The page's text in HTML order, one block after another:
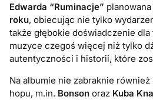
Edwarda “Ruminacje”
roku, obiecując nie tylko
także głębokie doświadczenie
muzyce czegoś więcej niż tylko
autentyczności i historii, które
Na albumie nie zabraknie
hopu, m.in. Bonson oraz Kuba